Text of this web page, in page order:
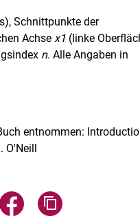
Schnittpunkte der
Achsex1 (linke
n. Alle Angaben in
entnommen:
O'Neill
Mail teilen
über WhatsApp teilen
Seite über Facebook